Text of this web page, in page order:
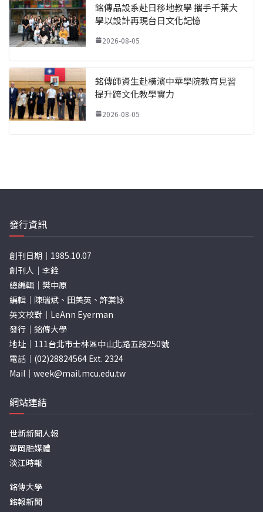
銘傳品設系赴日移地教學 攜手千葉大
學以設計再現台日文化記憶
2026-08-05
銘傳師資生赴橫濱中華學院教育見習
提升跨文化教學實力
2026-08-05
發行資訊
創刊日期｜1985.10.07
創刊人｜李銓
總編輯｜樊中原
編輯｜陳瑞斌、田美英、許棠詠
英文校對｜LeAnn Eyerman
發行｜銘傳大學
地址｜111台北市士林區中山北路五段250號
電話｜(02)28824564 Ext. 2324
Mail｜ week@mail.mcu.edu.tw
網站連結
世新新聞人報
華岡融媒體
淡江時報
銘傳大學
銘報新聞